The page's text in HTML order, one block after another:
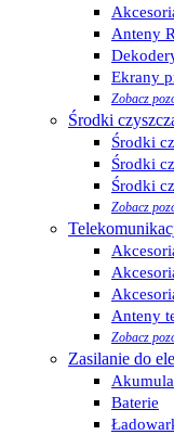
Anteny
Ekrany
Zobacz
Środki
Środki
Środki
Środki
Zobacz
Anteny
Zobacz
Zasilanie do
Baterie